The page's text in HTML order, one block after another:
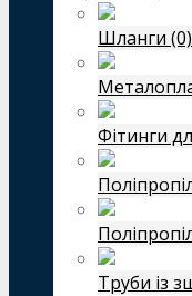
Шланги (0)
Фітинги
Труби із